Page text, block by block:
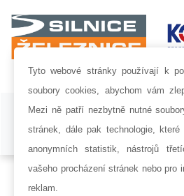
ISSN 1802-8535 © 2009 - 2026 AF
Developed by:
Tyto webové stránky používají k
soubory cookies, abychom vám
Mezi ně patří nezbytně nutné
stránek, dále pak technologie,
anonymních statistik, nástrojů
vašeho procházení stránek nebo pro
reklam.